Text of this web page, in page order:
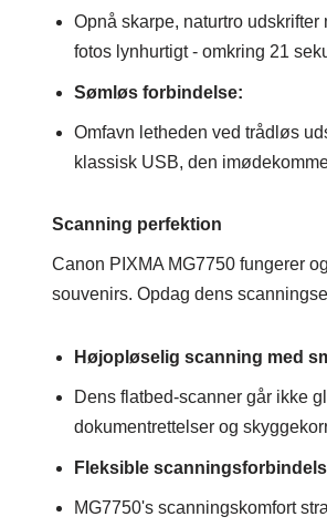
Opnå skarpe, naturtro
fotos lynhurtigt - omkring 21
Sømløs forbindelse:
Omfavn letheden ved trådløs
klassisk USB, den
Scanning perfektion
Canon PIXMA MG7750 fungerer
souvenirs. Opdag dens
Højopløselig scanning med
Dens flatbed-scanner går ikke
dokumentrettelser og
Fleksible
MG7750's scanningskomfort